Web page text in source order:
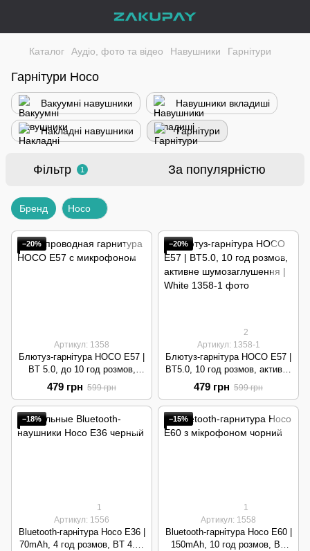
Каталог Аудіо, фото та відео Навушники Гарнітури
Гарнітури Hoco
Вакуумні навушники Навушники вкладиші
Накладні навушники Гарнітури
Фільтр 1 За популярністю
Бренд Hoco
−20%
Артикул: 1358
Блютуз-гарнітура HOCO E57 |
BT 5.0, до 10 год розмов,
шумозаглушення | Black
479 грн 599 грн
−20%
2
Артикул: 1358-1
Блютуз-гарнітура HOCO E57 |
BT5.0, 10 год розмов, активне
шумозаглушення | White
479 грн 599 грн
−18%
1
Артикул: 1556
Bluetooth-гарнітура Hoco E36 |
70mAh, 4 год розмов, BT 4.2 |
−15%
1
Артикул: 1558
Bluetooth-гарнітура Hoco E60 |
150mAh, 10 год розмов, BT